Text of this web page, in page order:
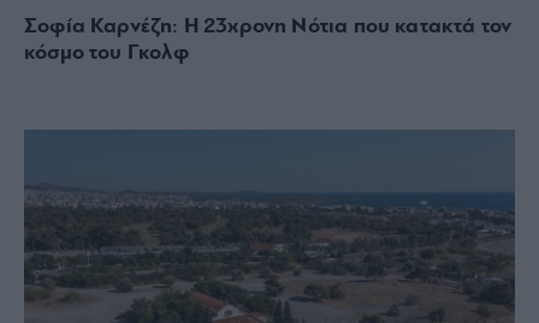
Σοφία Καρνέζη: Η 23χρονη Νότια που κατακτά τον
κόσμο του Γκολφ